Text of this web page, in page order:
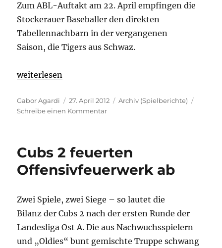
Zum ABL-Auftakt am 22. April empfingen die
Stockerauer Baseballer den direkten
Tabellennachbarn in der vergangenen
Saison, die Tigers aus Schwaz.
„Waschbären zähmten Tiger“
weiterlesen
Autor
Gabor Agardi
Veröffentlicht
am
27. April 2012 Kategorien
Archiv (Spielberichte)
Schreibe einen Kommentarzu
Cubs 2 feuerten
Offensivfeuerwerk ab
Zwei Spiele, zwei Siege – so lautet die
Bilanz der Cubs 2 nach der ersten Runde der
Landesliga Ost A. Die aus Nachwuchsspielern
und „Oldies“ bunt gemischte Truppe schwang